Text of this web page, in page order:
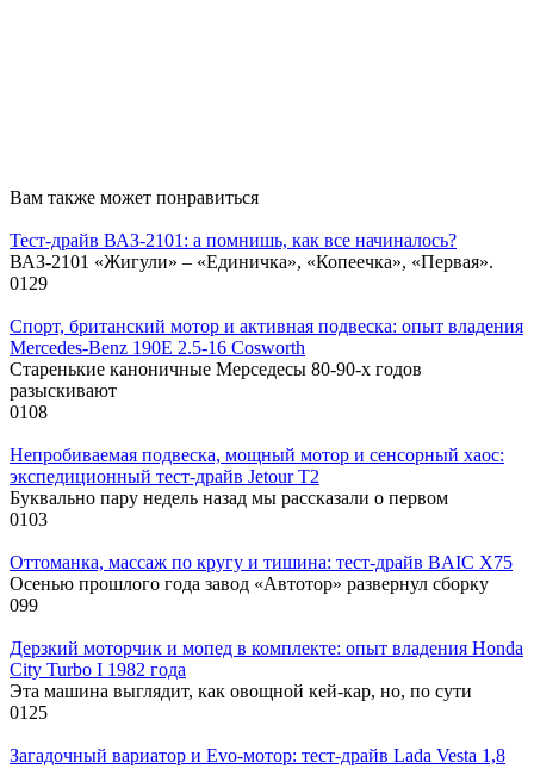
Вам также может понравиться
Тест-драйв ВАЗ-2101: а помнишь, как все начиналось?
ВАЗ-2101 «Жигули» – «Единичка», «Копеечка», «Первая».
0129
Спорт, британский мотор и активная подвеска: опыт владения
Mercedes-Benz 190E 2.5-16 Cosworth
Старенькие каноничные Мерседесы 80-90-х годов
разыскивают
0108
Непробиваемая подвеска, мощный мотор и сенсорный хаос:
экспедиционный тест-драйв Jetour T2
Буквально пару недель назад мы рассказали о первом
0103
Оттоманка, массаж по кругу и тишина: тест-драйв BAIC X75
Осенью прошлого года завод «Автотор» развернул сборку
099
Дерзкий моторчик и мопед в комплекте: опыт владения Honda
City Turbo I 1982 года
Эта машина выглядит, как овощной кей-кар, но, по сути
0125
Загадочный вариатор и Evo-мотор: тест-драйв Lada Vesta 1,8